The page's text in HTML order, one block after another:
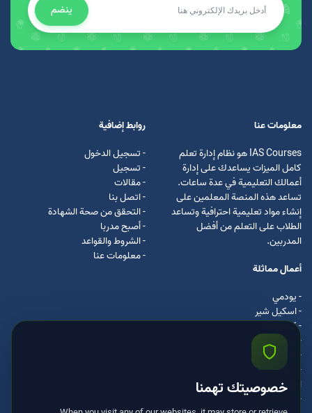
ينضم
معلومات عنا
IAS Courses هو نظام إدارة تعلم
كامل الميزات يساعدك على إدارة
أعمالك التعليمية في عدة ساعات.
تساعد هذه المنصة المعلمين على
إنشاء مواد تعليمية احترافية وتساعد
الطلاب على التعلم من أفضل
المدربين.
روابط إضافية
- تسجيل الدخول
- تسجيل
- مقالات
- اتصل بنا
- التحقق من صحة الشهادة
- أصبح مدربا
- الشروط والقواعد
- معلومات عنا
أعمال مماثلة
- يودمي
- اسکیل شیر
- كرس ايرا
- لیندا
- اسكيل سفت
- اوداسيتي
ادكس
- مستر كلس
خصوصيتك تهمنا